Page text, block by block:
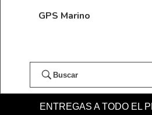
GPS Marino
Buscar
ENTREGAS A TODO EL